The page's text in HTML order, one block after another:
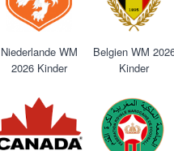
Niederlande WM
2026 Kinder
Belgien WM
Kinder